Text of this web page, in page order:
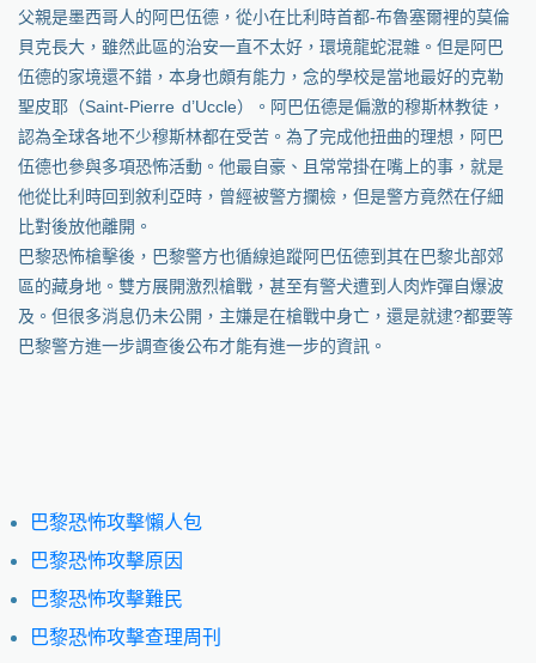
父親是墨西哥人的阿巴伍德，從小在比利時首都-布魯塞爾裡的莫倫
貝克長大，雖然此區的治安一直不太好，環境龍蛇混雜。但是阿巴
伍德的家境還不錯，本身也頗有能力，念的學校是當地最好的克勒
聖皮耶（Saint-Pierre d’Uccle）。阿巴伍德是偏激的穆斯林教徒，
認為全球各地不少穆斯林都在受苦。為了完成他扭曲的理想，阿巴
伍德也參與多項恐怖活動。他最自豪、且常常掛在嘴上的事，就是
他從比利時回到敘利亞時，曾經被警方攔檢，但是警方竟然在仔細
比對後放他離開。
巴黎恐怖槍擊後，巴黎警方也循線追蹤阿巴伍德到其在巴黎北部郊
區的藏身地。雙方展開激烈槍戰，甚至有警犬遭到人肉炸彈自爆波
及。但很多消息仍未公開，主嫌是在槍戰中身亡，還是就逮?都要等
巴黎警方進一步調查後公布才能有進一步的資訊。
巴黎恐怖攻擊懶人包
巴黎恐怖攻擊原因
巴黎恐怖攻擊難民
巴黎恐怖攻擊查理周刊